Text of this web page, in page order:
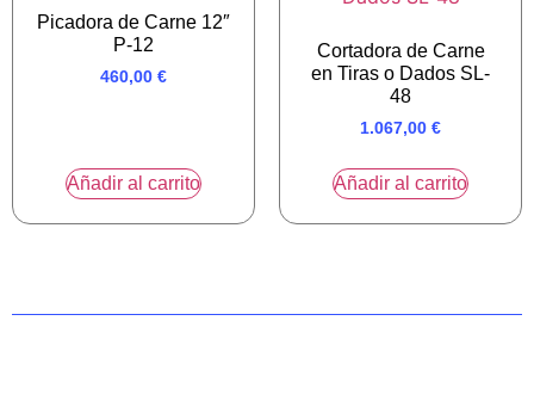
Picadora de Carne 12″
P-12
460,00 €
Añadir al carrito
Cortadora de Carne
en Tiras o Dados SL-
48
1.067,00 €
Añadir al carrito